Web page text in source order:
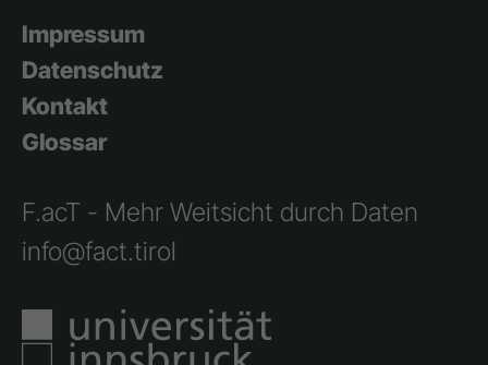
Impressum
Datenschutz
Kontakt
Glossar
F.acT - Mehr Weitsicht durch Daten
info@fact.tirol